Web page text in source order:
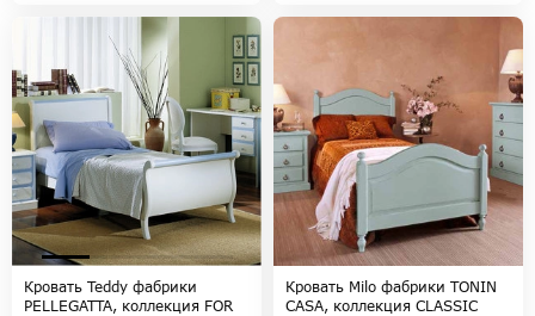
Кровать Teddy фабрики
PELLEGATTA, коллекция FOR
Кровать Milo фабрики TONIN
CASA, коллекция CLASSIC